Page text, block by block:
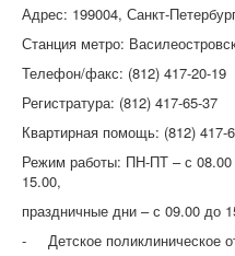
Адрес: 199004, Санкт-
Станция метро:
Телефон/факс: (812) 417-20-19
Регистратура: (812) 417-65-37
Квартирная помощь: (812) 417-
Режим работы: ПН-ПТ – с
15.00,
праздничные дни – с 09.00 до
- Детское поликлиническое